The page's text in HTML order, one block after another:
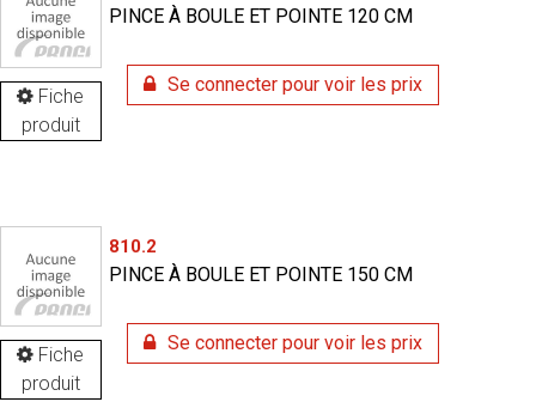
Fiche
produit
PINCE À BOULE ET POINTE 120 CM
Se connecter pour voir les prix
Fiche
produit
810.2
PINCE À BOULE ET POINTE 150 CM
Se connecter pour voir les prix